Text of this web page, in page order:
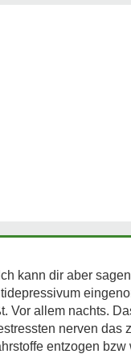
kann dir aber
Vor allem nachts.
nerven
entzogen